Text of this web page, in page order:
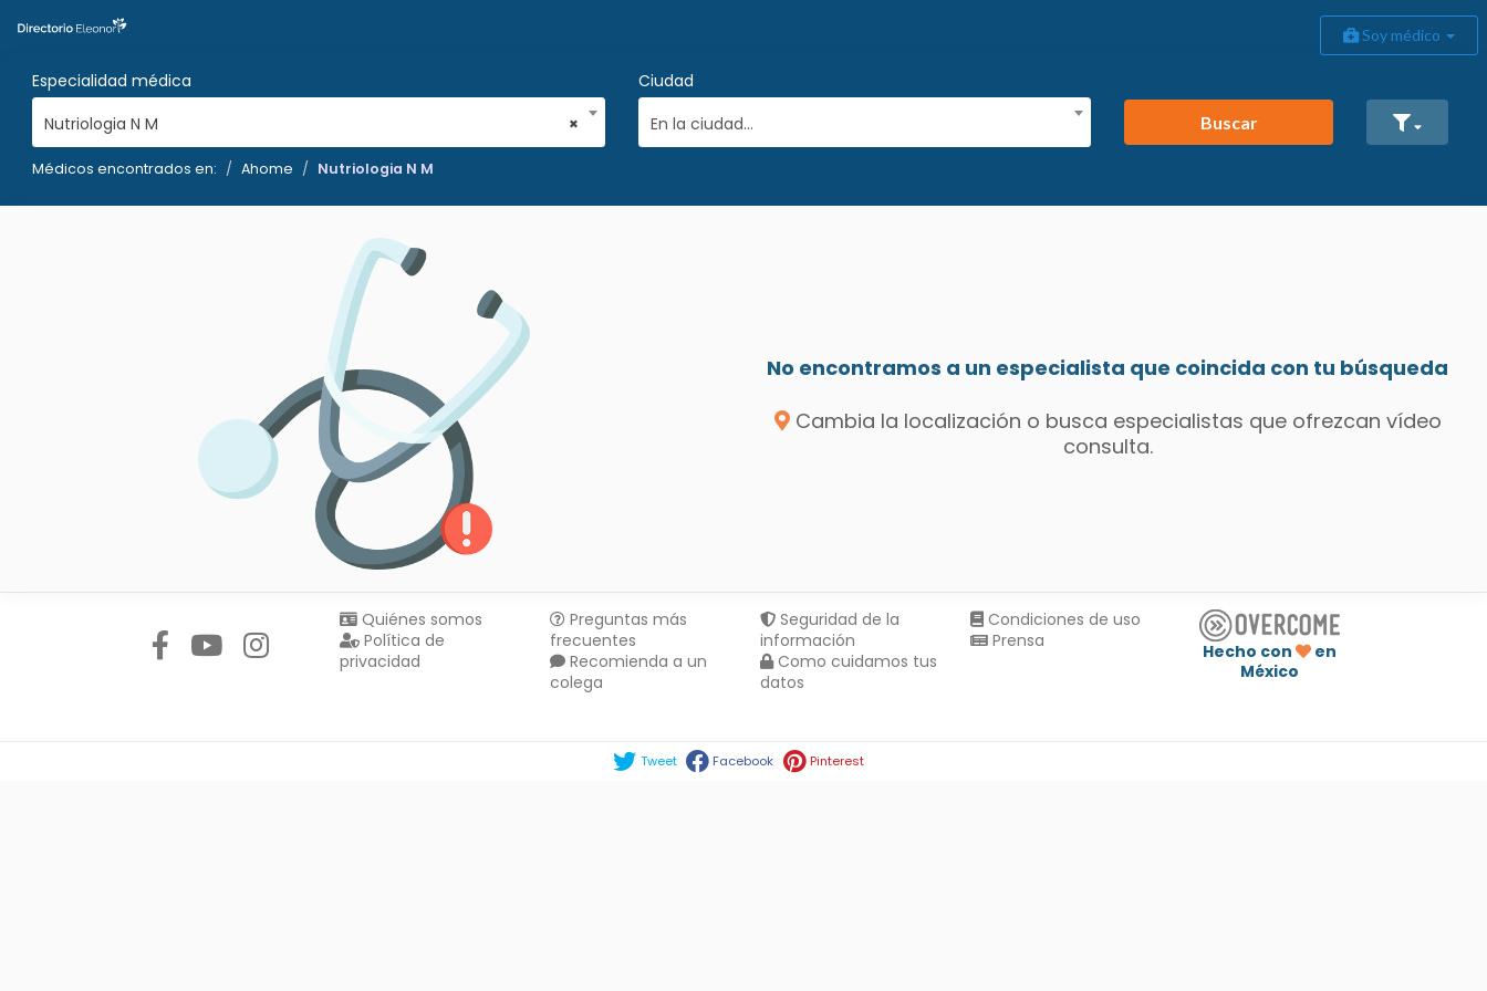
Soy médico
Especialidad médica
×
Nutriologia N M
Ciudad
En la ciudad...
Buscar
Médicos encontrados en: Ahome Nutriologia N M
No encontramos a un especialista que coincida con tu búsqueda
Cambia la localización o busca especialistas que ofrezcan vídeo
consulta.
Quiénes somos
Política de
privacidad
Preguntas más
frecuentes
Recomienda a un
colega
Seguridad de la
información
Como cuidamos tus
datos
Condiciones de uso
Prensa
Hecho con
en
México
Tweet Facebook Pinterest